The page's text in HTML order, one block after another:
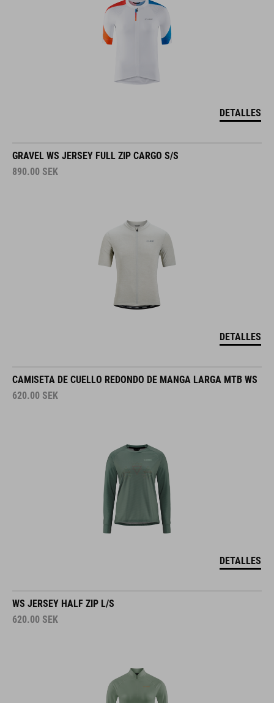
DETALLES
GRAVEL WS JERSEY FULL ZIP CARGO S/S
890.00 SEK
DETALLES
CAMISETA DE CUELLO REDONDO DE MANGA LARGA MTB WS
620.00 SEK
DETALLES
WS JERSEY HALF ZIP L/S
620.00 SEK